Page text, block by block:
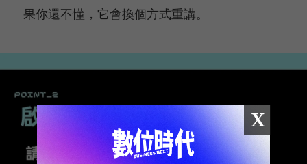
果你還不懂，它會換個方式重講。
X